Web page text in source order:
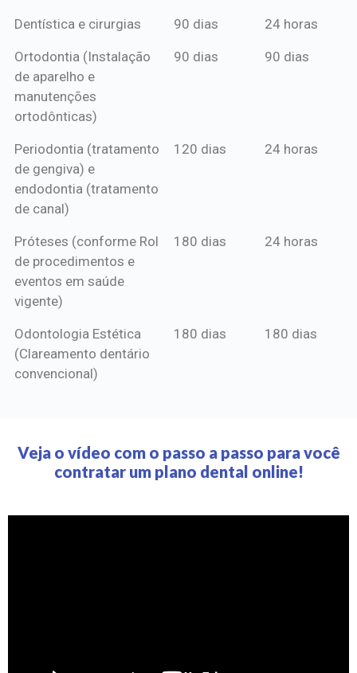
Dentística e cirurgias 90 dias 24 horas
Ortodontia (Instalação
de aparelho e
manutenções
ortodônticas)
90 dias 90 dias
Periodontia (tratamento
de gengiva) e
endodontia (tratamento
de canal)
120 dias 24 horas
Próteses (conforme Rol
de procedimentos e
eventos em saúde
vigente)
180 dias 24 horas
Odontologia Estética
(Clareamento dentário
convencional)
180 dias 180 dias
Veja o vídeo com o passo a passo para você
contratar um plano dental online!